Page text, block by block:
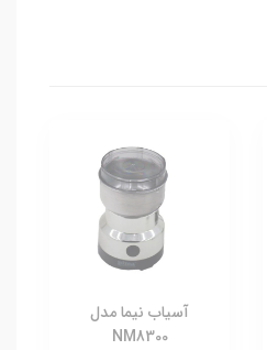
آسیاب نیما مدل
NM8300